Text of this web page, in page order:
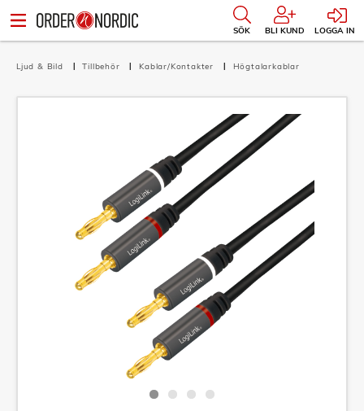
SÖK BLI KUND LOGGA IN
Ljud & Bild Tillbehör Kablar/Kontakter Högtalarkablar